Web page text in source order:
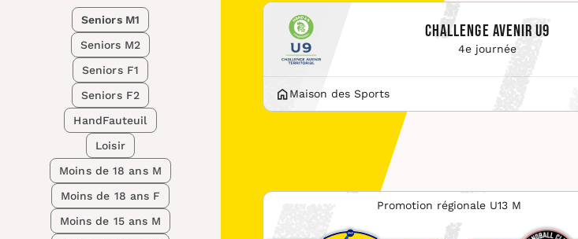
Seniors M1
Seniors M2
Seniors F1
Seniors F2
HandFauteuil
Loisir
Moins de 18 ans M
Moins de 18 ans F
Moins de 15 ans M
Challenge Avenir U9
4e journée
Maison des Sports
Promotion régionale U13 M